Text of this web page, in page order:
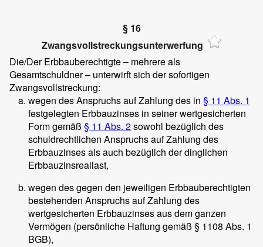
§ 16
Zwangsvollstreckungsunterwerfung
Die/Der Erbbauberechtigte – mehrere als
Gesamtschuldner – unterwirft sich der sofortigen
Zwangsvollstreckung:
wegen des Anspruchs auf Zahlung des in § 11 Abs. 1
festgelegten Erbbauzinses in seiner wertgesicherten
Form gemäß § 11 Abs. 2sowohl bezüglich des
schuldrechtlichen Anspruchs auf Zahlung des
Erbbauzinses als auch bezüglich der dinglichen
Erbbauzinsreallast,
wegen des gegen den jeweiligen Erbbauberechtigten
bestehenden Anspruchs auf Zahlung des
wertgesicherten Erbbauzinses aus dem ganzen
Vermögen (persönliche Haftung gemäß § 1108 Abs. 1
BGB),